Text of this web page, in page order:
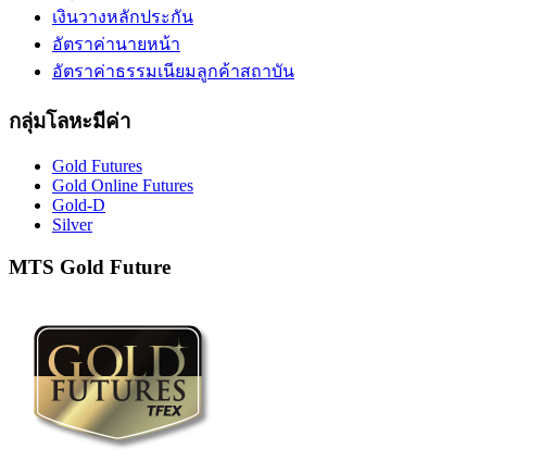
เงินวางหลักประกัน
อัตราค่านายหน้า
อัตราค่าธรรมเนียมลูกค้าสถาบัน
กลุ่มโลหะมีค่า
Gold Futures
Gold Online Futures
Gold-D
Silver
MTS Gold Future